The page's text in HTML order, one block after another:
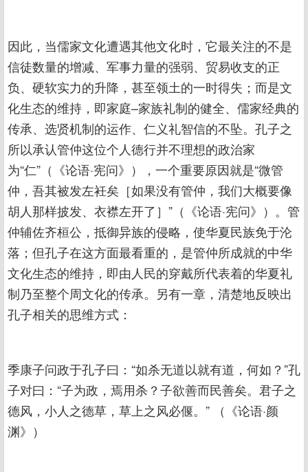
因此，当儒家文化遭遇其他文化时，它最关注的不是
信徒数量的增减、军事力量的强弱、贸易收支的正
负、硬软实力的升降，甚至领土的一时得失；而是文
化生态的维持，即家庭–家族礼制的健全、儒家经典的
传承、选贤机制的运作、仁义礼智信的不坠。孔子之
所以承认管仲这位个人德行并不理想的政治家
为“仁”（《论语·宪问》），一个重要原因就是“微管
仲，吾其被发左衽矣［如果没有管仲，我们大概要像
胡人那样披发、衣襟左开了］”（《论语·宪问》）。管
仲辅佐齐桓公，抵御异族的侵略，使华夏民族免于沦
落；但孔子在这方面最看重的，是管仲所成就的中华
文化生态的维持，即由人民的穿戴所代表着的华夏礼
制乃至整个周文化的传承。另有一章，清楚地反映出
孔子相关的思维方式：
季康子问政于孔子曰：“如杀无道以就有道，何如？”孔
子对曰：“子为政，焉用杀？子欲善而民善矣。君子之
德风，小人之德草，草上之风必偃。” （《论语·颜
渊》）